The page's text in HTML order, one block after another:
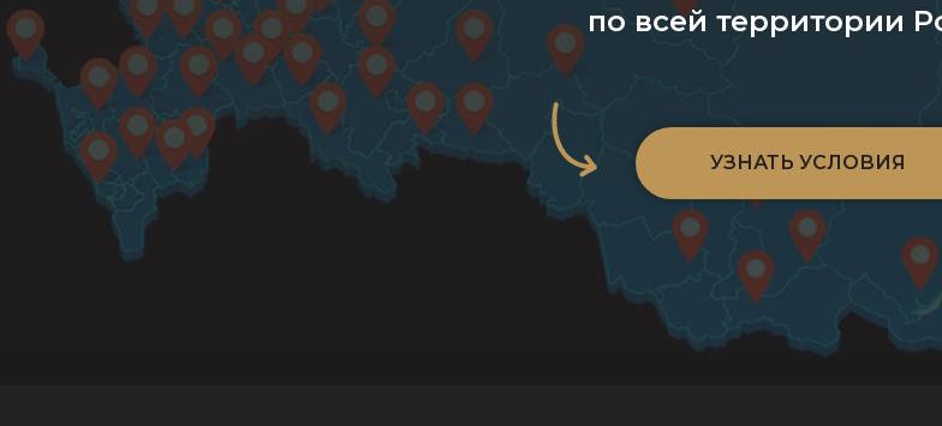
по всей территории
УЗНАТЬ УСЛОВИЯ